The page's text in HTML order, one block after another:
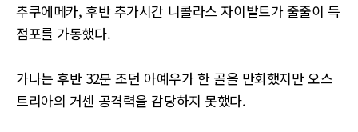
추쿠에메카, 후반 추가시간 니콜라스 자이발트가 줄줄이 득
점포를 가동했다.
가나는 후반 32분 조던 아예우가 한 골을 만회했지만 오스
트리아의 거센 공격력을 감당하지 못했다.